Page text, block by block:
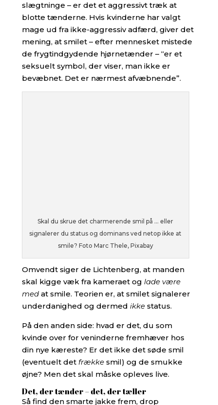
slægtninge – er det et aggressivt træk at
blotte tænderne. Hvis kvinderne har valgt
mage ud fra ikke-aggressiv adfærd, giver det
mening, at smilet – efter mennesket mistede
de frygtindgydende hjørnetænder – “er et
seksuelt symbol, der viser, man ikke er
bevæbnet. Det er nærmest afvæbnende”.
Skal du skrue det charmerende smil på … eller
signalerer du status og dominans ved netop ikke at
smile? Foto Marc Thele, Pixabay
Omvendt siger de Lichtenberg, at manden
skal kigge væk fra kameraet og lade være
medat smile. Teorien er, at smilet signalerer
underdanighed og dermed ikkestatus.
På den anden side: hvad er det, du som
kvinde over for veninderne fremhæver hos
din nye kæreste? Er det ikke det søde smil
(eventuelt det frækkesmil) og de smukke
øjne? Men det skal måske opleves live.
Det, der tænder – det, der tæller
Så find den smarte jakke frem, drop